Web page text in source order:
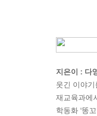
지은이 : 다
웃긴 이야
재교육과에
학동화 ‘똥